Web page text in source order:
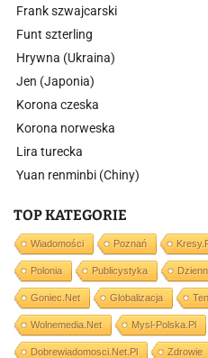
Frank szwajcarski
Funt szterling
Hrywna (Ukraina)
Jen (Japonia)
Korona czeska
Korona norweska
Lira turecka
Yuan renminbi (Chiny)
TOP KATEGORIE
Wiadomości Poznań
Polonia Publicystyka
Goniec.net Globalizacja
Wolnemedia.net Mysl-Polska.pl
Dobrewiadomosci.net.pl Zdrowie